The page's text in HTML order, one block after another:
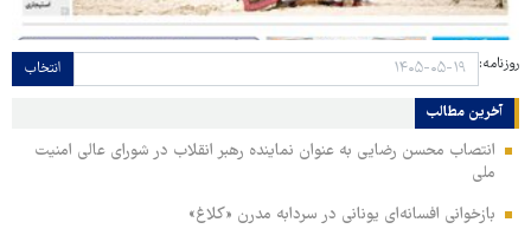
روزنامه: انتخاب
آخرین مطالب
انتصاب محسن رضایی به عنوان نماینده رهبر انقلاب در شورای عالی امنیت
ملی
بازخوانی افسانه‌ای یونانی در سردابه مدرن «کلاغ»